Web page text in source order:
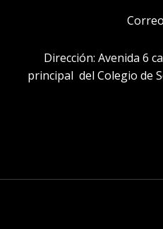
Dirección: Avenida 6
principal del Colegio de